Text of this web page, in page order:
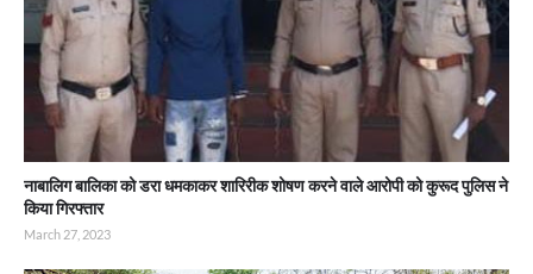
नाबालिग बालिका को डरा धमकाकर शारिरीक शोषण करने वाले आरोपी को कुरूद पुलिस ने
किया गिरफ्तार
March 27, 2023